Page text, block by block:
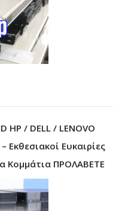
HP / DELL / LENOVO
Ευκαιρίες
Κομμάτια ΠΡΟΛΑΒΕΤΕ